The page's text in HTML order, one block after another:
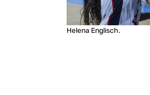
Helena Englisch.